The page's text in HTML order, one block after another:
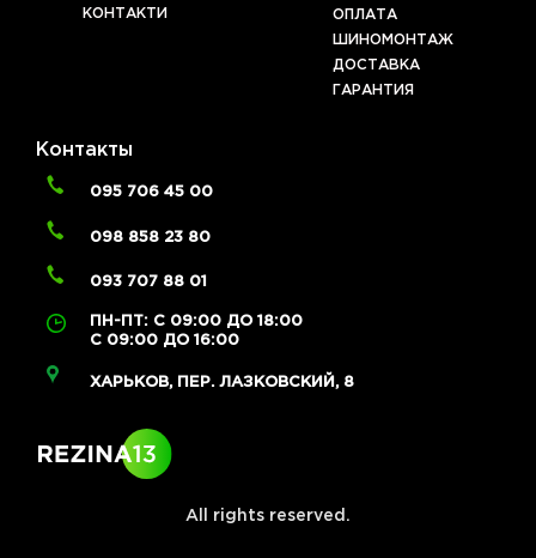
КОНТАКТИ
ОПЛАТА
ШИНОМОНТАЖ
ДОСТАВКА
ГАРАНТИЯ
Контакты
095 706 45 00
098 858 23 80
093 707 88 01
ПН-ПТ: С 09:00 ДО 18:00
С 09:00 ДО 16:00
ХАРЬКОВ, ПЕР. ЛАЗКОВСКИЙ, 8
All rights reserved.